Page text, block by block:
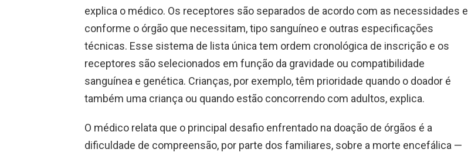
explica o médico. Os receptores são separados de acordo com as necessidades e
conforme o órgão que necessitam, tipo sanguíneo e outras especificações
técnicas. Esse sistema de lista única tem ordem cronológica de inscrição e os
receptores são selecionados em função da gravidade ou compatibilidade
sanguínea e genética. Crianças, por exemplo, têm prioridade quando o doador é
também uma criança ou quando estão concorrendo com adultos, explica.
O médico relata que o principal desafio enfrentado na doação de órgãos é a
dificuldade de compreensão, por parte dos familiares, sobre a morte encefálica —